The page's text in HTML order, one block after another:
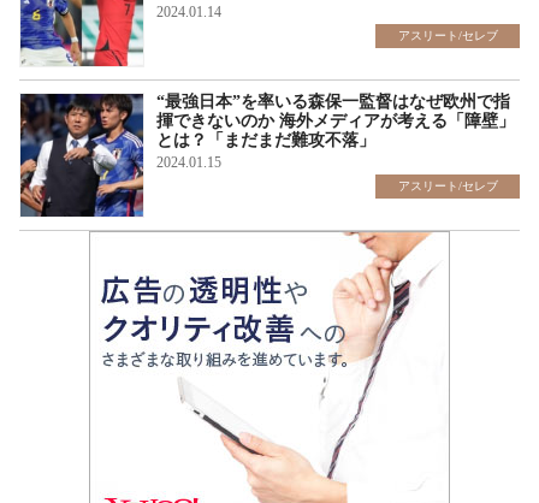
2024.01.14
アスリート/セレブ
“最強日本”を率いる森保一監督はなぜ欧州で指
揮できないのか 海外メディアが考える「障壁」
とは？「まだまだ難攻不落」
2024.01.15
アスリート/セレブ